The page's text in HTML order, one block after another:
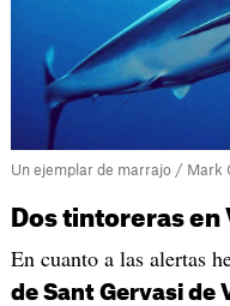
Un ejemplar de marrajo / Mark
Dos tintoreras en
En cuanto a las alertas
de Sant Gervasi de